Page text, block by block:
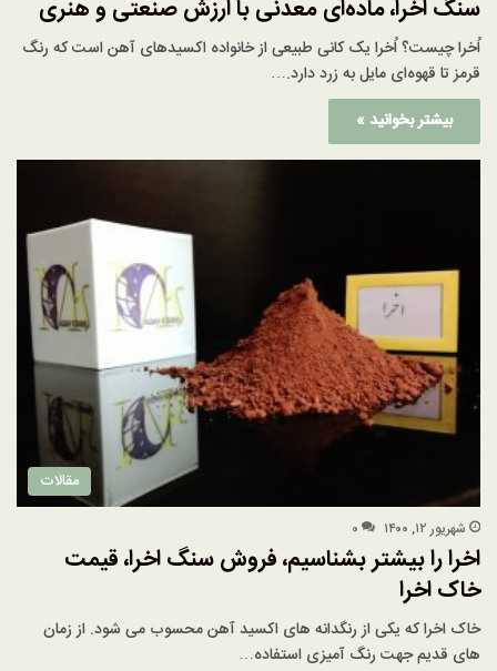
سنگ اُخرا، ماده‌ای معدنی با ارزش صنعتی و هنری
اُخرا چیست؟ اُخرا یک کانی طبیعی از خانواده اکسیدهای آهن است که رنگ
قرمز تا قهوه‌ای مایل به زرد دارد.…
بیشتر بخوانید »
مقالات
شهریور ۱۲, ۱۴۰۰ ۰
اخرا را بیشتر بشناسیم، فروش سنگ اخرا، قیمت
خاک اخرا
خاک اخرا که یکی از رنگدانه های اکسید آهن محسوب می شود. از زمان
های قدیم جهت رنگ آمیزی استفاده…